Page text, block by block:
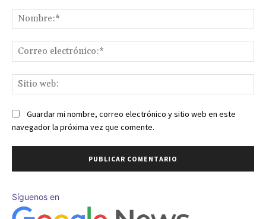
Guardar mi nombre, correo electrónico y sitio web en este
navegador la próxima vez que comente.
Síguenos en